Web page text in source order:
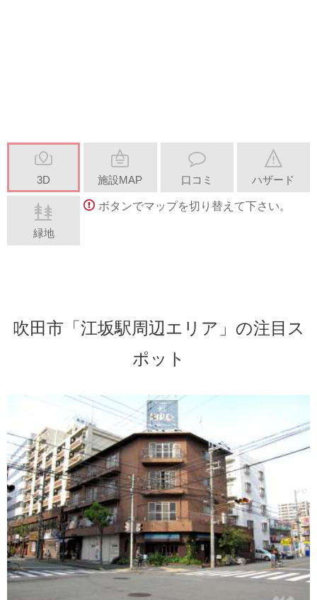
3D 施設MAP 口コミ ハザード
緑地
ボタンでマップを切り替えて下さい。
吹田市「江坂駅周辺エリア」の注目ス
ポット